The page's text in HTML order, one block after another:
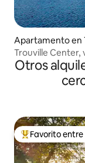
Apartamento en
Trouville Center,
personas
Otros
Favorito entre
Favorito